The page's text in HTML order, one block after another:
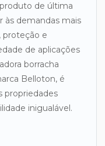
de última
às demandas mais
proteção e
de aplicações
borracha
Belloton, é
propriedades
inigualável.